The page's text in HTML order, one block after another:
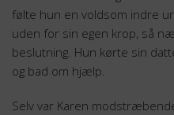
følte hun en voldsom indre
uden for sin egen krop, så
beslutning. Hun kørte sin
og bad om hjælp.
Selv var Karen